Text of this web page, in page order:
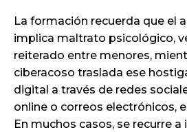
La formación recuerda que el
implica maltrato psicológico,
reiterado entre menores,
ciberacoso traslada ese
digital a través de redes
online o correos electrónicos,
En muchos casos, se recurre